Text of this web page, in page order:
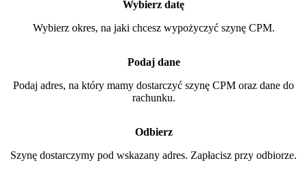
Wybierz datę
Wybierz okres, na jaki chcesz wypożyczyć szynę CPM.
Podaj dane
Podaj adres, na który mamy dostarczyć szynę CPM oraz dane do
rachunku.
Odbierz
Szynę dostarczymy pod wskazany adres. Zapłacisz przy odbiorze.